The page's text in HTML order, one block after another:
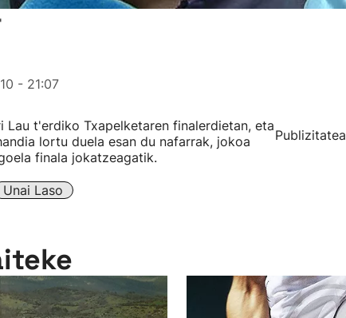
- 21:07
t'erdiko Txapelketaren finalerdietan, eta
lortu duela esan du nafarrak, jokoa
finala jokatzeagatik.
Unai Laso
Publizitatea